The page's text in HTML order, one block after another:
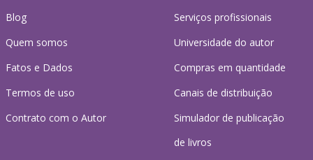
Blog
Quem somos
Fatos e Dados
Termos de uso
Contrato com o Autor
Serviços profissionais
Universidade do autor
Compras em quantidade
Canais de distribuição
Simulador de publicação
de livros